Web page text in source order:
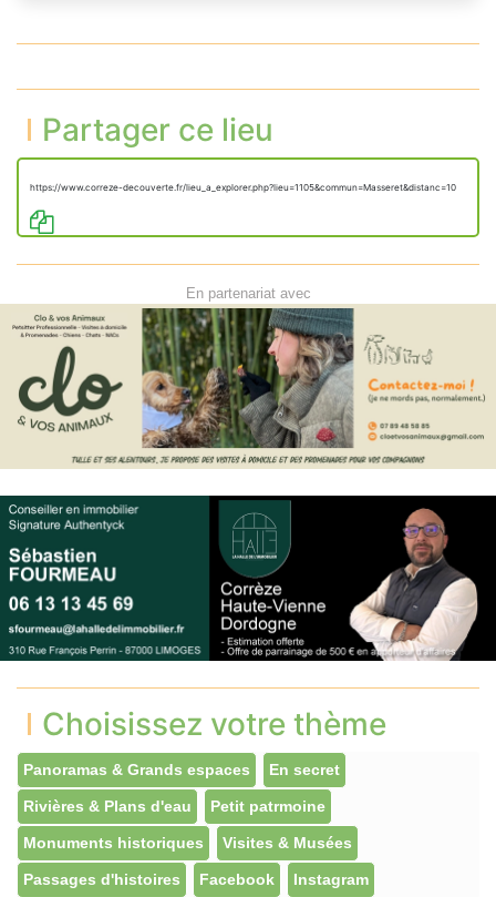
Partager ce lieu
https://www.correze-decouverte.fr/lieu_a_explorer.php?lieu=1105&commun=Masseret&distanc=10
En partenariat avec
Choisissez votre thème
Panoramas & Grands espaces En secret
Rivières & Plans d'eau Petit patrmoine
Monuments historiques Visites & Musées
Passages d'histoires Facebook Instagram